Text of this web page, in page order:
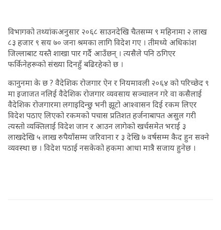
विभागको तथ्यांकअनुसार २०६८ साउनदेखि चैतसम्म ९ महिनामा २ लाख
८३ हजार ९ सय ७० जना श्रमका लागि विदेश गए । तीमध्ये अधिकांश
जिल्लाबाट यस्तै शाखा पार गर्दै आउँछन् । त्यसैले पनि ठगिएर
फर्किनेहरूको संख्या दिनहुँ बढिरहेको छ ।
कानुनमा के छ ? वैदेशिक रोजगार ऐन र नियमावली २०६४ को परिच्छेद ९
मा इजाजत नलिई वैदेशिक रोजगार व्यवसाय सञ्चालन गरे वा कसैलाई
वैदेशिक रोजगारमा लगाइदिन्छु भनी झूटो आश्वासन दिई रकम लिएर
विदेश पठाए लिएको रकमको पचास प्रतिशत हर्जनाबापत असुल गरी
त्यस्तो व्यक्तिलाई विदेश जान र आउन लागेको खर्चसमेत भराई ३
लाखदेखि ५ लाख रुपैयाँसम्म जरिवाना र ३ देखि ७ वर्षसम्म कैद हुन सक्ने
व्यवस्था छ । विदेश पठाई नसकेको हकमा आधा मात्रै सजाय हुनेछ ।